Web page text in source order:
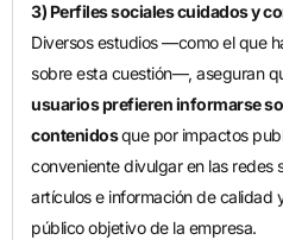
3) Perfiles sociales cuidados y
Diversos estudios —como el que
sobre esta cuestión—, aseguran
usuarios prefieren informarse
contenidosque por impactos
conveniente divulgar en las redes
artículos e información de calidad
público objetivo de la empresa.